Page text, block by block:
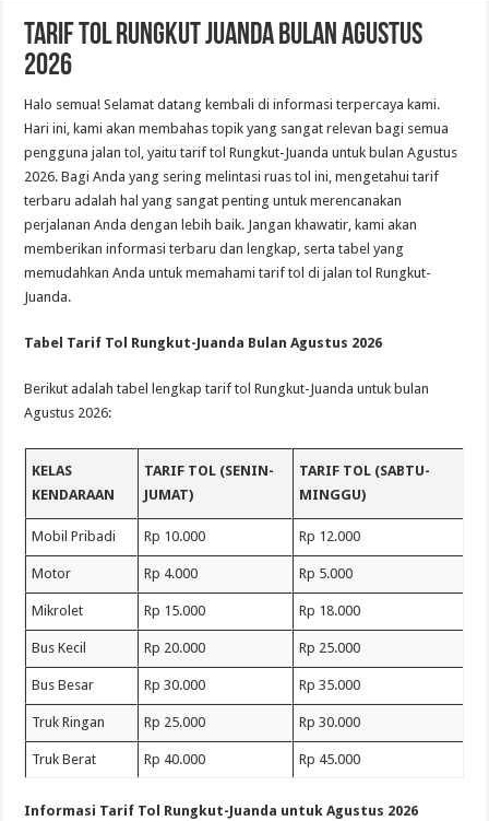
Tarif Tol Rungkut Juanda Bulan Agustus
2026
Halo semua! Selamat datang kembali di informasi terpercaya kami.
Hari ini, kami akan membahas topik yang sangat relevan bagi semua
pengguna jalan tol, yaitu tarif tol Rungkut-Juanda untuk bulan Agustus
2026. Bagi Anda yang sering melintasi ruas tol ini, mengetahui tarif
terbaru adalah hal yang sangat penting untuk merencanakan
perjalanan Anda dengan lebih baik. Jangan khawatir, kami akan
memberikan informasi terbaru dan lengkap, serta tabel yang
memudahkan Anda untuk memahami tarif tol di jalan tol Rungkut-
Juanda.
Tabel Tarif Tol Rungkut-Juanda Bulan Agustus 2026
Berikut adalah tabel lengkap tarif tol Rungkut-Juanda untuk bulan
Agustus 2026:
KELAS
KENDARAAN
TARIF TOL (SENIN-
JUMAT)
TARIF TOL (SABTU-
MINGGU)
Mobil Pribadi Rp 10.000 Rp 12.000
Motor Rp 4.000 Rp 5.000
Mikrolet Rp 15.000 Rp 18.000
Bus Kecil Rp 20.000 Rp 25.000
Bus Besar Rp 30.000 Rp 35.000
Truk Ringan Rp 25.000 Rp 30.000
Truk Berat Rp 40.000 Rp 45.000
Informasi Tarif Tol Rungkut-Juanda untuk Agustus 2026